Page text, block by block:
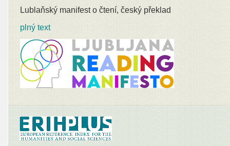
Lublaňský manifest o čtení, český překlad
plný text